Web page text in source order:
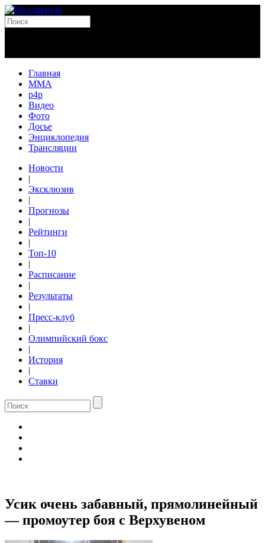
Главная
MMA
p4p
Видео
Фото
Досье
Энциклопедия
Трансляции
Новости
|
Эксклюзив
|
Прогнозы
|
Рейтинги
|
Топ-10
|
Расписание
|
Результаты
|
Пресс-клуб
|
Олимпийский бокс
|
История
|
Ставки
Усик очень забавный, прямолинейный
— промоутер боя с Верхувеном